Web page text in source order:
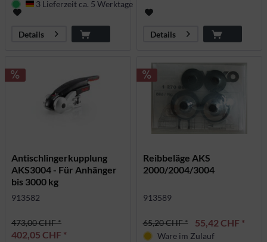
Deutschland
3 Lieferzeit ca. 5 Werktage
Details Details
Antischlingerkupplung
AKS3004 - Für Anhänger
bis 3000 kg
913582
473,00 CHF *
402,05 CHF *
Reibbeläge AKS
2000/2004/3004
913589
65,20 CHF * 55,42 CHF *
Ware im Zulauf